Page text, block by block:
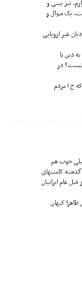
تیز بینی و
یک سوال و
غیر اروپایی
دین یا
در
ج ا مردم
خوب هم
کامنتهای
از گسی که از قتل عام ایرانیان
خیلی کشورها جرم حساب میشود٬ ولی ظاهرا کیهان